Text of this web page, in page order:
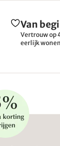
Van
Vertrouw op
eerlijk